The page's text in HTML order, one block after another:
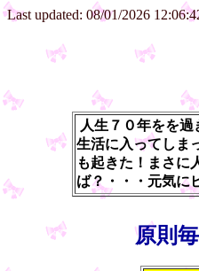
Last updated: 08/01/2026
人生７０年をを
生活に入ってしま
も起きた！まさに
ば？・・・元気に
原則